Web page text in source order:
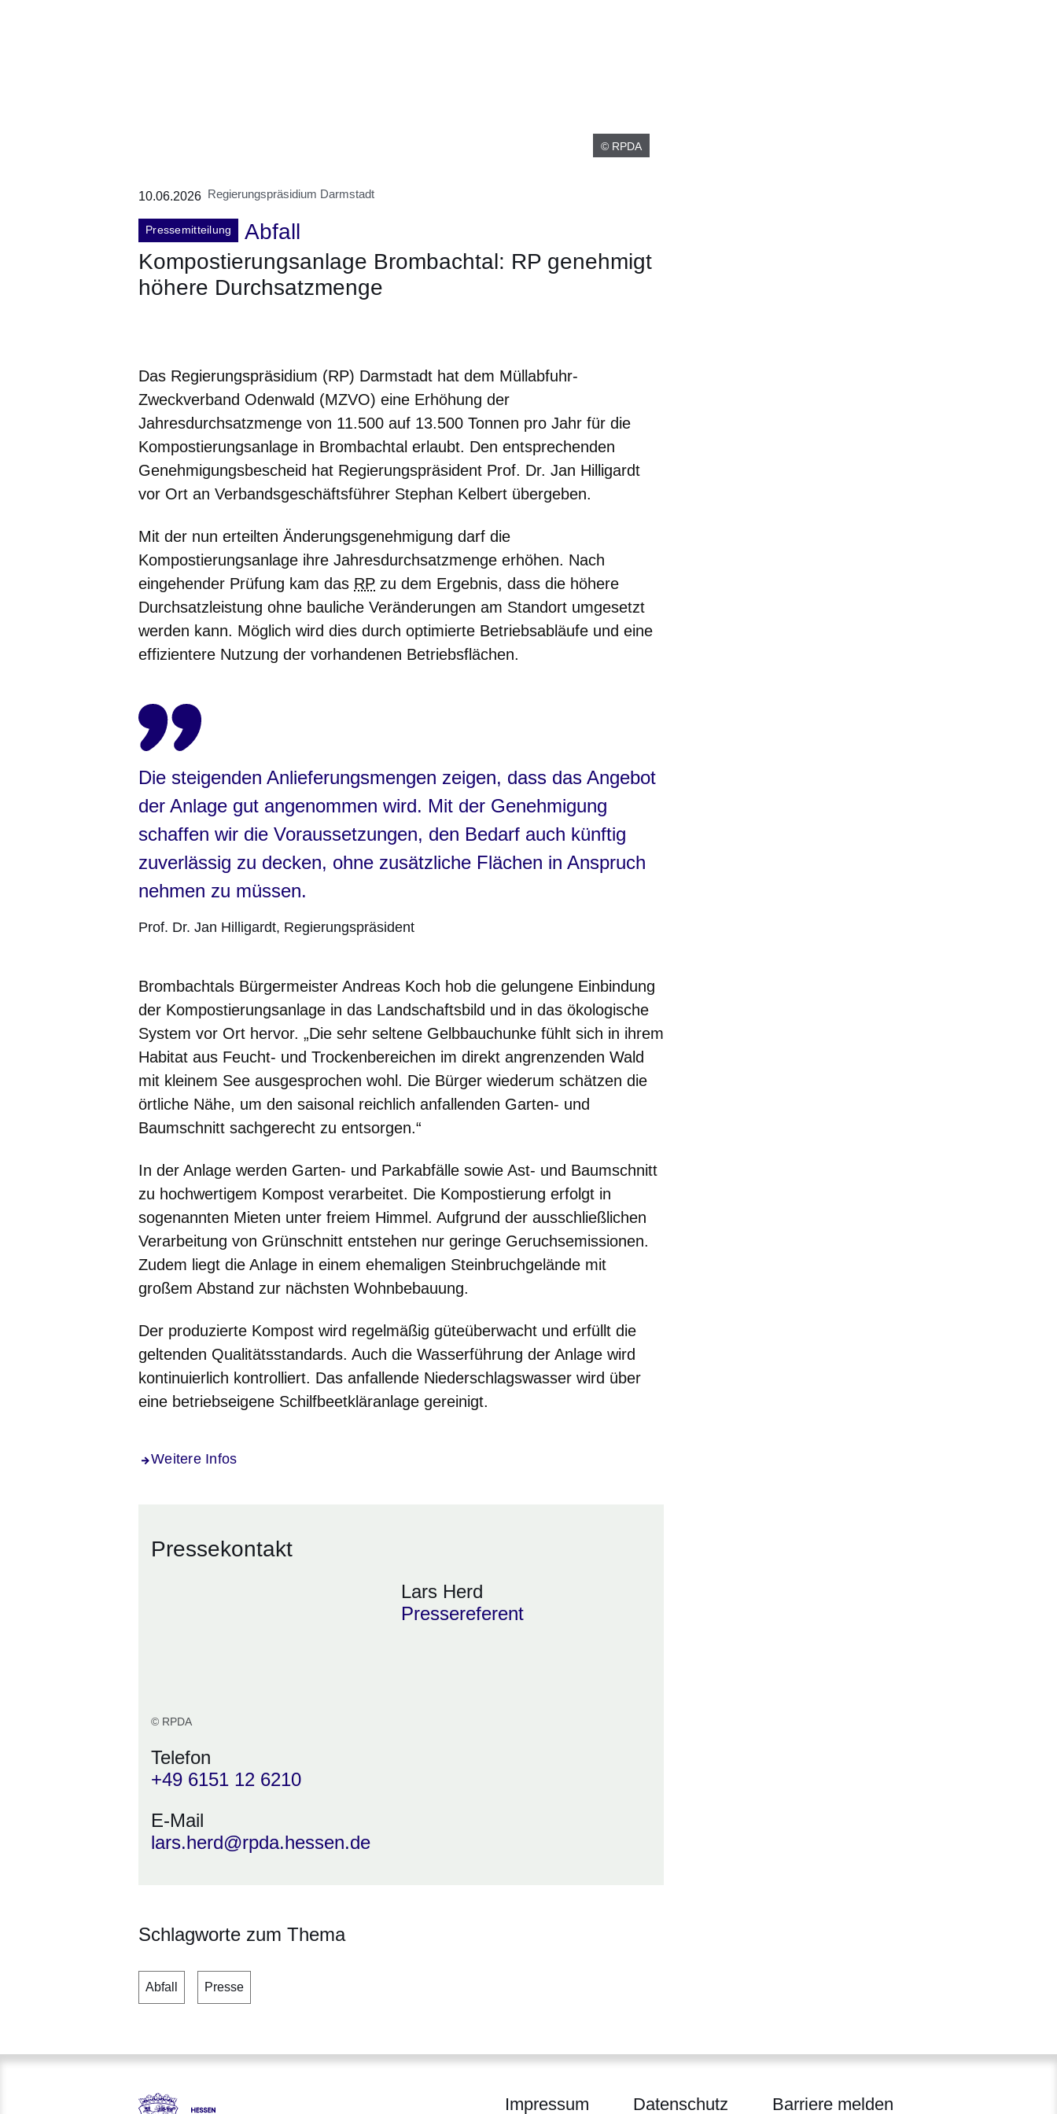
© RPDA
10.06.2026 Regierungspräsidium Darmstadt
Pressemitteilung
Abfall
Kompostierungsanlage Brombachtal: RP genehmigt
höhere Durchsatzmenge
Das Regierungspräsidium (RP) Darmstadt hat dem Müllabfuhr-
Zweckverband Odenwald (MZVO) eine Erhöhung der
Jahresdurchsatzmenge von 11.500 auf 13.500 Tonnen pro Jahr für die
Kompostierungsanlage in Brombachtal erlaubt. Den entsprechenden
Genehmigungsbescheid hat Regierungspräsident Prof. Dr. Jan Hilligardt
vor Ort an Verbandsgeschäftsführer Stephan Kelbert übergeben.
Mit der nun erteilten Änderungsgenehmigung darf die
Kompostierungsanlage ihre Jahresdurchsatzmenge erhöhen. Nach
eingehender Prüfung kam das RP zu dem Ergebnis, dass die höhere
Durchsatzleistung ohne bauliche Veränderungen am Standort umgesetzt
werden kann. Möglich wird dies durch optimierte Betriebsabläufe und eine
effizientere Nutzung der vorhandenen Betriebsflächen.
Die steigenden Anlieferungsmengen zeigen, dass das Angebot
der Anlage gut angenommen wird. Mit der Genehmigung
schaffen wir die Voraussetzungen, den Bedarf auch künftig
zuverlässig zu decken, ohne zusätzliche Flächen in Anspruch
nehmen zu müssen.
Prof. Dr. Jan Hilligardt Regierungspräsident
Brombachtals Bürgermeister Andreas Koch hob die gelungene Einbindung
der Kompostierungsanlage in das Landschaftsbild und in das ökologische
System vor Ort hervor. „Die sehr seltene Gelbbauchunke fühlt sich in ihrem
Habitat aus Feucht- und Trockenbereichen im direkt angrenzenden Wald
mit kleinem See ausgesprochen wohl. Die Bürger wiederum schätzen die
örtliche Nähe, um den saisonal reichlich anfallenden Garten- und
Baumschnitt sachgerecht zu entsorgen.“
In der Anlage werden Garten- und Parkabfälle sowie Ast- und Baumschnitt
zu hochwertigem Kompost verarbeitet. Die Kompostierung erfolgt in
sogenannten Mieten unter freiem Himmel. Aufgrund der ausschließlichen
Verarbeitung von Grünschnitt entstehen nur geringe Geruchsemissionen.
Zudem liegt die Anlage in einem ehemaligen Steinbruchgelände mit
großem Abstand zur nächsten Wohnbebauung.
Der produzierte Kompost wird regelmäßig güteüberwacht und erfüllt die
geltenden Qualitätsstandards. Auch die Wasserführung der Anlage wird
kontinuierlich kontrolliert. Das anfallende Niederschlagswasser wird über
eine betriebseigene Schilfbeetkläranlage gereinigt.
Weitere Infos
Pressekontakt
© RPDA
Lars Herd
Pressereferent
Telefon
+49 6151 12 6210
E-Mail
lars.herd@rpda.hessen.de
Schlagworte zum Thema
Abfall Presse
Impressum Datenschutz Barriere melden